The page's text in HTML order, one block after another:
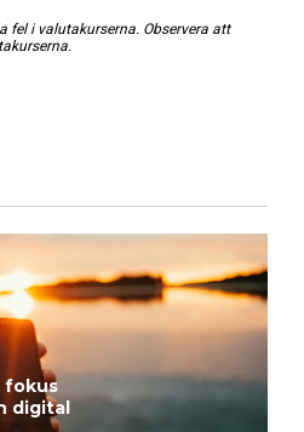
fel i valutakurserna. Observera att
fokus
digital